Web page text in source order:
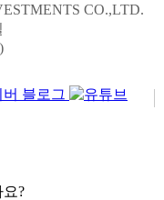
CO.,LTD.
?